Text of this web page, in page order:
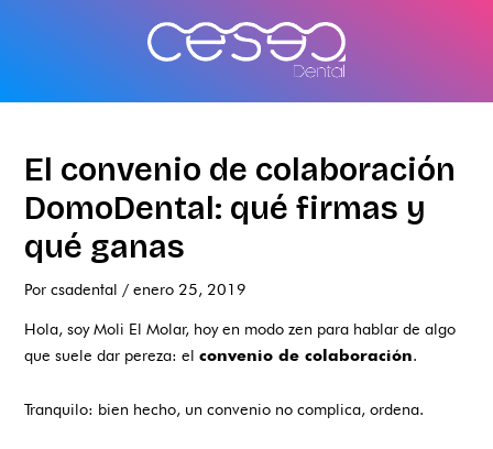
El convenio de colaboración
DomoDental: qué firmas y
qué ganas
Porcsadental /enero 25, 2019
Hola, soy Moli El Molar, hoy en modo zen para hablar de algo
que suele dar pereza: elconvenio de colaboración.
Tranquilo: bien hecho, un convenio no complica, ordena.